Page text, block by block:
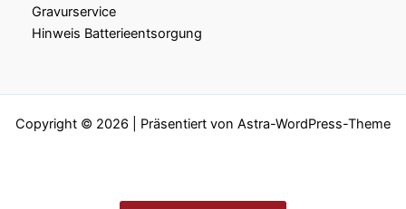
Gravurservice
Hinweis Batterieentsorgung
Copyright © 2026 | Präsentiert von Astra-WordPress-Theme